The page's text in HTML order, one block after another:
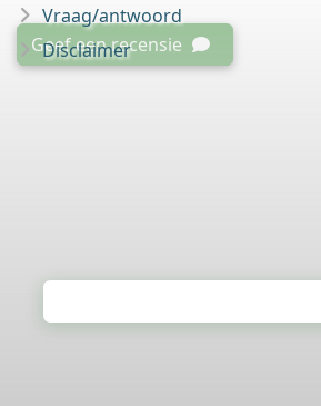
Geef een recensie
Vraag/antwoord
Disclaimer